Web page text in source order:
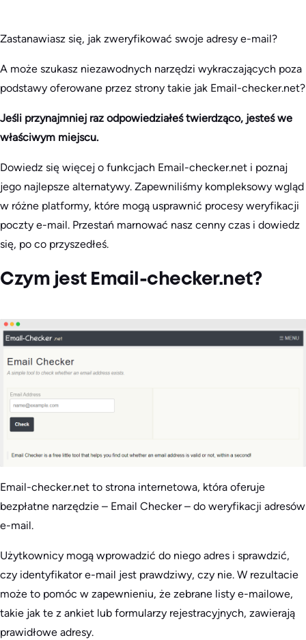
Zastanawiasz się, jak zweryfikować swoje adresy e-mail?
A może szukasz niezawodnych narzędzi wykraczających poza
podstawy oferowane przez strony takie jak Email-checker.net?
Jeśli przynajmniej raz odpowiedziałeś twierdząco, jesteś we
właściwym miejscu.
Dowiedz się więcej o funkcjach Email-checker.net i poznaj
jego najlepsze alternatywy. Zapewniliśmy kompleksowy wgląd
w różne platformy, które mogą usprawnić procesy weryfikacji
poczty e-mail. Przestań marnować nasz cenny czas i dowiedz
się, po co przyszedłeś.
​Czym jest Email-checker.net?
Email-checker.net to strona internetowa, która oferuje
bezpłatne narzędzie – Email Checker – do weryfikacji adresów
e-mail.
Użytkownicy mogą wprowadzić do niego adres i sprawdzić,
czy identyfikator e-mail jest prawdziwy, czy nie. W rezultacie
może to pomóc w zapewnieniu, że zebrane listy e-mailowe,
takie jak te z ankiet lub formularzy rejestracyjnych, zawierają
prawidłowe adresy.